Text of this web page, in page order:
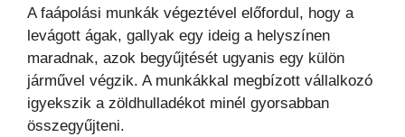
A faápolási munkák végeztével előfordul, hogy a
levágott ágak, gallyak egy ideig a helyszínen
maradnak, azok begyűjtését ugyanis egy külön
járművel végzik. A munkákkal megbízott vállalkozó
igyekszik a zöldhulladékot minél gyorsabban
összegyűjteni.